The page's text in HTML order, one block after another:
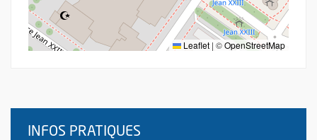
Leaflet | ©OpenStreetMap
INFOS PRATIQUES